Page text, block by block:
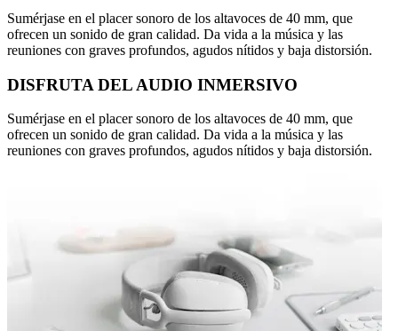
Sumérjase en el placer sonoro de los altavoces de 40 mm, que
ofrecen un sonido de gran calidad. Da vida a la música y las
reuniones con graves profundos, agudos nítidos y baja distorsión.
DISFRUTA DEL AUDIO INMERSIVO
Sumérjase en el placer sonoro de los altavoces de 40 mm, que
ofrecen un sonido de gran calidad. Da vida a la música y las
reuniones con graves profundos, agudos nítidos y baja distorsión.